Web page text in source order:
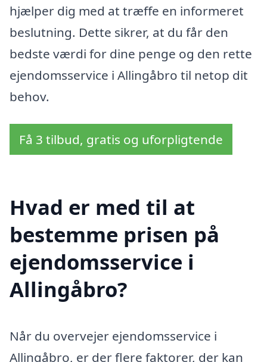
hjælper dig med at træffe en informeret
beslutning. Dette sikrer, at du får den
bedste værdi for dine penge og den rette
ejendomsservice i Allingåbro til netop dit
behov.
Få 3 tilbud, gratis og uforpligtende
Hvad er med til at
bestemme prisen på
ejendomsservice i
Allingåbro?
Når du overvejer ejendomsservice i
Allingåbro, er der flere faktorer, der kan